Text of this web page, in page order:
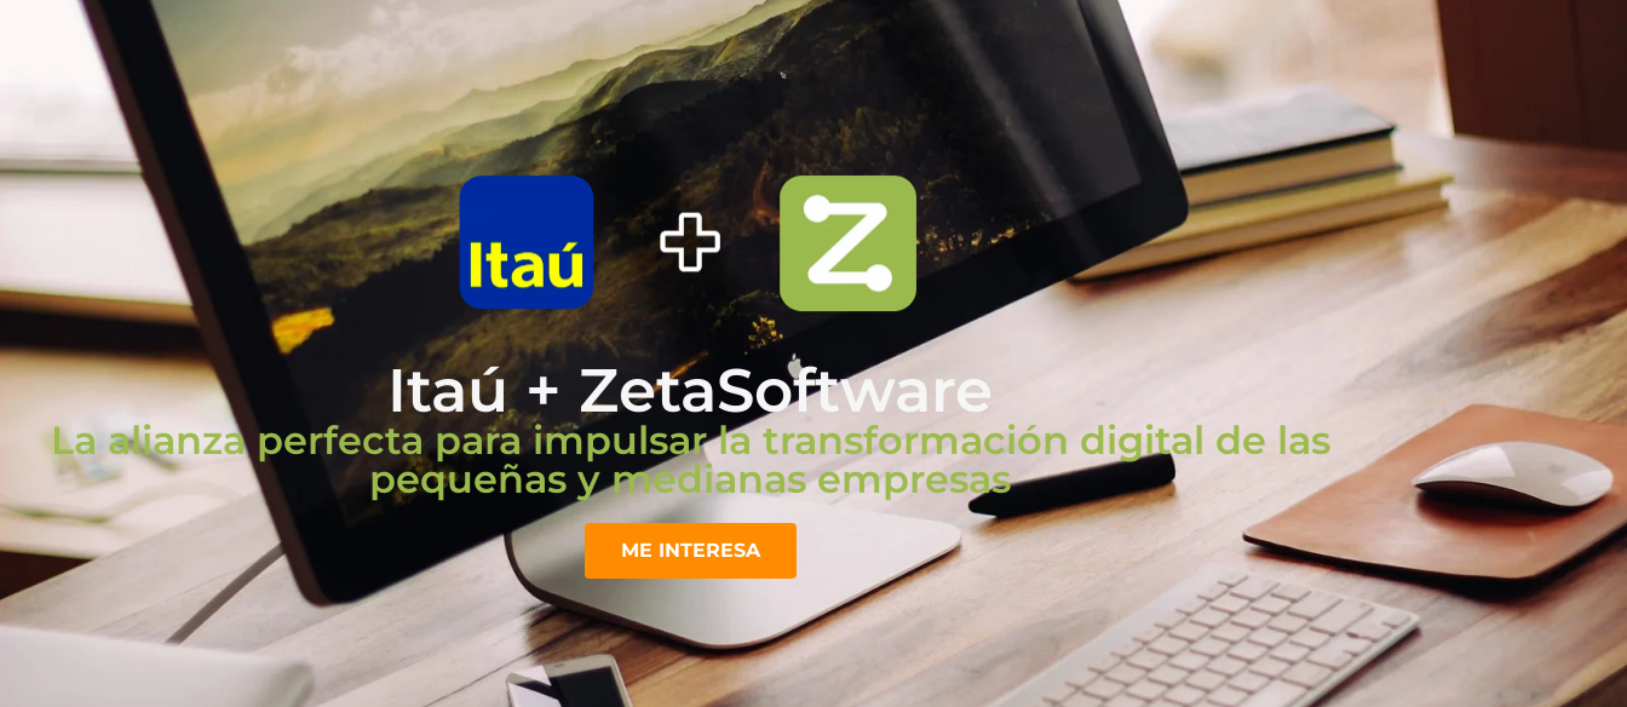
Itaú + ZetaSoftware
La alianza perfecta para impulsar la transformación digital de las
pequeñas y medianas empresas
ME INTERESA